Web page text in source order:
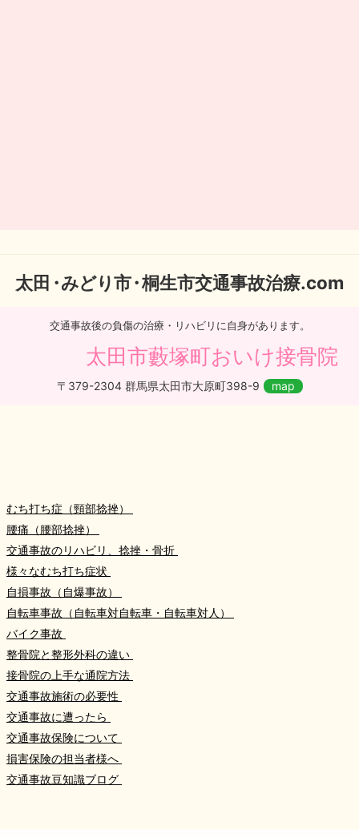
太田・みどり市・桐生市交通事故治療.com
交通事故後の負傷の治療・リハビリに自身があります。
太田市藪塚町おいけ接骨院
〒379-2304 群馬県太田市大原町398-9 map
むち打ち症（頸部捻挫）
腰痛（腰部捻挫）
交通事故のリハビリ、捻挫・骨折
様々なむち打ち症状
自損事故（自爆事故）
自転車事故（自転車対自転車・自転車対人）
バイク事故
整骨院と整形外科の違い
接骨院の上手な通院方法
交通事故施術の必要性
交通事故に遭ったら
交通事故保険について
損害保険の担当者様へ
交通事故豆知識ブログ